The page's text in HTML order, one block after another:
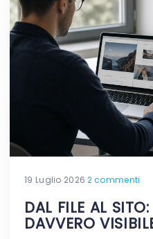
19 Luglio 2026·2 commenti
DAL FILE AL SITO:
DAVVERO